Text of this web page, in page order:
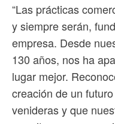
“Las prácticas
y siempre serán,
empresa. Desde
130 años, nos ha
lugar mejor.
creación de un
venideras y que